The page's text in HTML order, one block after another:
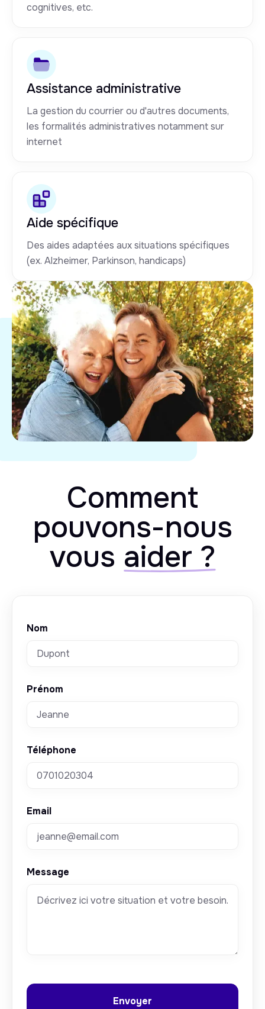
cognitives, etc.
Assistance administrative
La gestion du courrier ou d'autres documents,
les formalités administratives notamment sur
internet
Aide spécifique
Des aides adaptées aux situations spécifiques
(ex. Alzheimer, Parkinson, handicaps)
Comment
pouvons-nous
vous aider ?
Nom
Prénom
Téléphone
Email
Message